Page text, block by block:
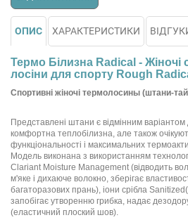
ОПИС ХАРАКТЕРИСТИКИ
Термо Білизна Radical - Жіночі
лосіни для спорту Rough
Спортивні жіночі термолосины (штани-
Представлені штани є відмінним варіантом
комфортна теплобілизна, але також
функціональності і максимальних
Модель виконана з використанням
Clariant Moisture Management (відводить
м'яке і дихаюче волокно, зберігає
багаторазових прань), іони срібла
запобігає утворенню грибка, надає
(еластичний плоский шов).